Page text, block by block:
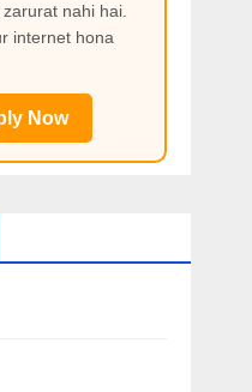
nahi hai.
internet hona
Now